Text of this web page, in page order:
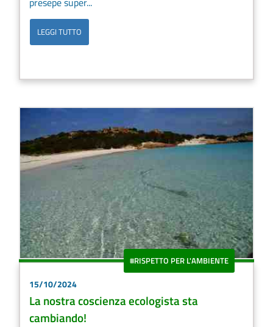
LEGGI TUTTO
#RISPETTO PER L'AMBIENTE
15/10/2024
La nostra coscienza ecologista sta
cambiando!